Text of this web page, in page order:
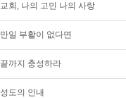
교회, 나의 고민 나의 사랑
만일 부활이 없다면
끝까지 충성하라
성도의 인내